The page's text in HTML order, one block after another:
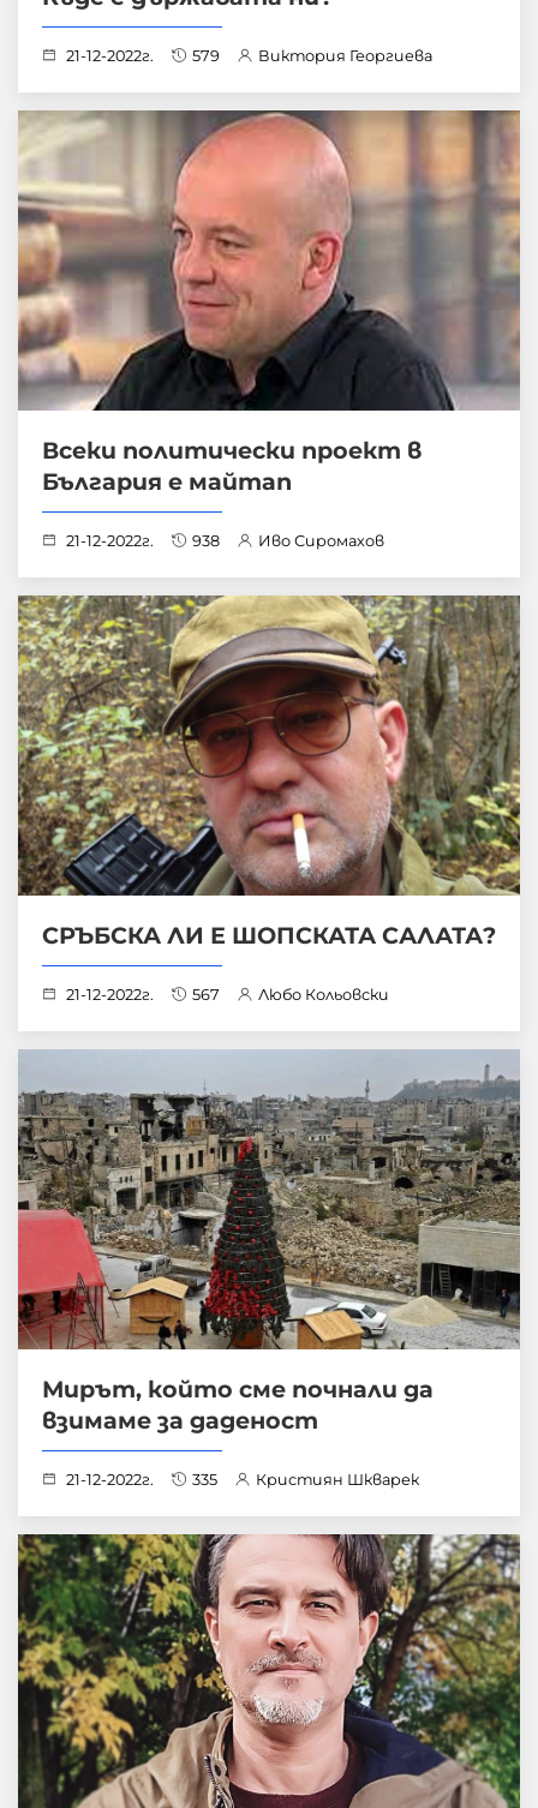
21-12-2022г. 579 Виктория Георгиева
Всеки политически проект в
България е майтап
21-12-2022г. 938 Иво Сиромахов
СРЪБСКА ЛИ Е ШОПСКАТА САЛАТА?
21-12-2022г. 567 Любо Кольовски
Мирът, който сме почнали да
взимаме за даденост
21-12-2022г. 335 Кристиян Шкварек